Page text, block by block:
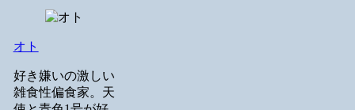
オト
好き嫌いの激しい
雑食性偏食家。天